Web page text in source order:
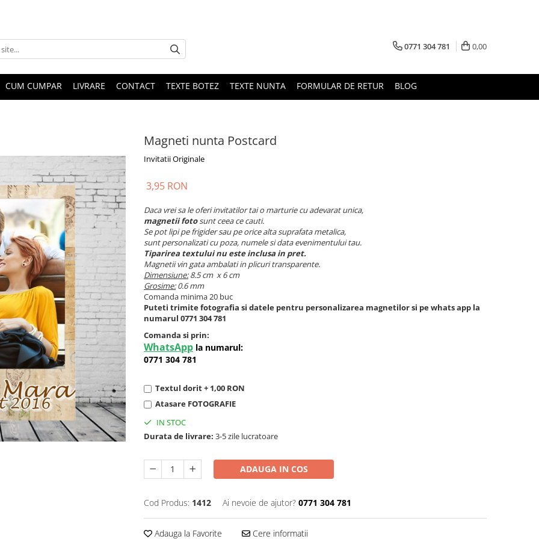
0771 304 781 0,00
CUM CUMPAR LIVRARE CONTACT TEXTE BOTEZ TEXTE NUNTA FORMULAR DE RETUR BLOG
Magneti nunta Postcard
Invitatii Originale
3,95 RON
Daca vrei sa le oferi invitatilor tai o marturie cu adevarat unica,
magnetii fotosunt ceea ce cauti.
Se pot lipi pe frigider sau pe orice alta suprafata metalica,
sunt personalizati cu poza, numele si data evenimentului tau.
Tiparirea textului nu este inclusa in pret.
Magnetii vin gata ambalati in plicuri transparente.
Dimensiune:8.5 cm x 6 cm
Grosime:0.6 mm
Comanda minima 20 buc
Puteti trimite fotografia si datele pentru personalizarea magnetilor si pe whats app la
numarul 0771 304 781
Comanda si prin:
WhatsApp la numarul:
0771 304 781
Textul dorit + 1,00 RON
Atasare FOTOGRAFIE
IN STOC
Durata de livrare: 3-5 zile lucratoare
ADAUGA IN COS
Cod Produs: 1412 Ai nevoie de ajutor? 0771 304 781
Adauga la Favorite Cere informatii